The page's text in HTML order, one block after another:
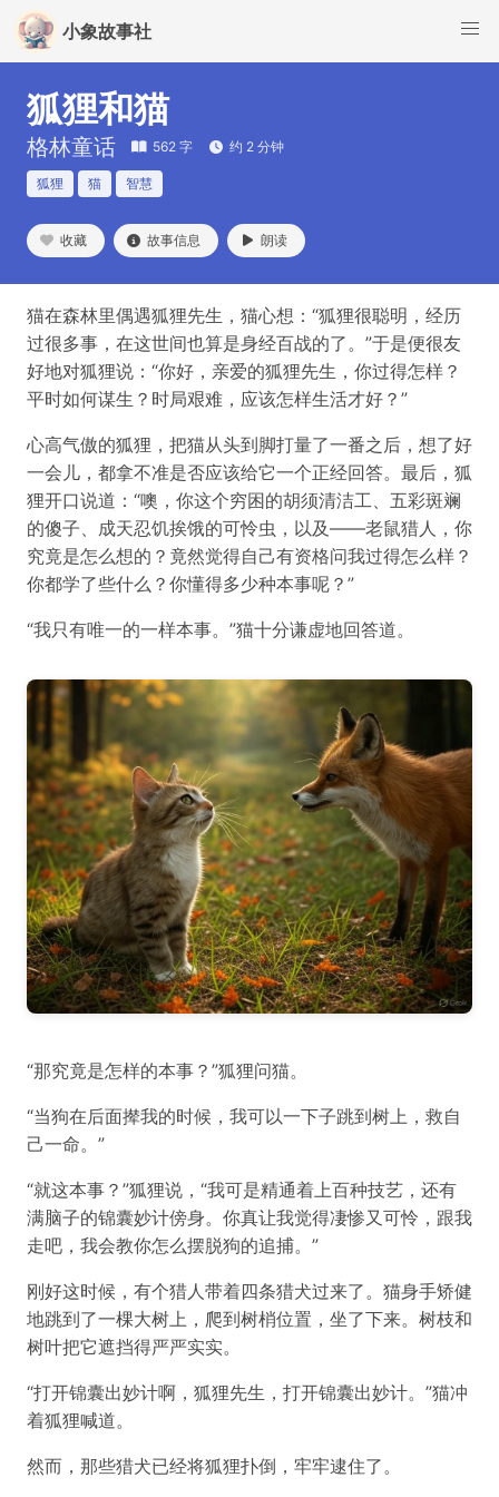
小象故事社
狐狸和猫
格林童话 562 字 约 2 分钟
狐狸 猫 智慧
收藏 故事信息 朗读
猫在森林里偶遇狐狸先生，猫心想：“狐狸很聪明，经历
过很多事，在这世间也算是身经百战的了。”于是便很友
好地对狐狸说：“你好，亲爱的狐狸先生，你过得怎样？
平时如何谋生？时局艰难，应该怎样生活才好？”
心高气傲的狐狸，把猫从头到脚打量了一番之后，想了好
一会儿，都拿不准是否应该给它一个正经回答。最后，狐
狸开口说道：“噢，你这个穷困的胡须清洁工、五彩斑斓
的傻子、成天忍饥挨饿的可怜虫，以及——老鼠猎人，你
究竟是怎么想的？竟然觉得自己有资格问我过得怎么样？
你都学了些什么？你懂得多少种本事呢？”
“我只有唯一的一样本事。”猫十分谦虚地回答道。
“那究竟是怎样的本事？”狐狸问猫。
“当狗在后面撵我的时候，我可以一下子跳到树上，救自
己一命。”
“就这本事？”狐狸说，“我可是精通着上百种技艺，还有
满脑子的锦囊妙计傍身。你真让我觉得凄惨又可怜，跟我
走吧，我会教你怎么摆脱狗的追捕。”
刚好这时候，有个猎人带着四条猎犬过来了。猫身手矫健
地跳到了一棵大树上，爬到树梢位置，坐了下来。树枝和
树叶把它遮挡得严严实实。
“打开锦囊出妙计啊，狐狸先生，打开锦囊出妙计。”猫冲
着狐狸喊道。
然而，那些猎犬已经将狐狸扑倒，牢牢逮住了。